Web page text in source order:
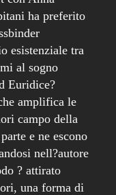
ha preferito
esistenziale tra
al sogno
Euridice?
amplifica le
campo della
e ne escono
nell?autore
? attirato
una forma di